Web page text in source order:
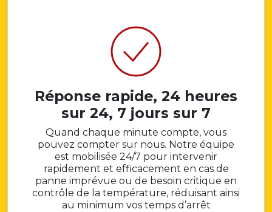
Réponse rapide, 24 heures
sur 24, 7 jours sur 7
Quand chaque minute compte, vous
pouvez compter sur nous. Notre équipe
est mobilisée 24/7 pour intervenir
rapidement et efficacement en cas de
panne imprévue ou de besoin critique en
contrôle de la température, réduisant ainsi
au minimum vos temps d’arrêt